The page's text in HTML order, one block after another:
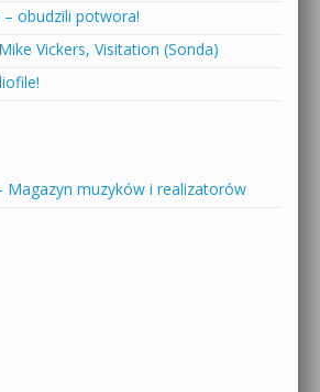
obudzili potwora!
Vickers, Visitation (Sonda)
Magazyn muzyków i realizatorów